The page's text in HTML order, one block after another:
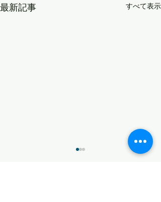
最新記事 すべて表示